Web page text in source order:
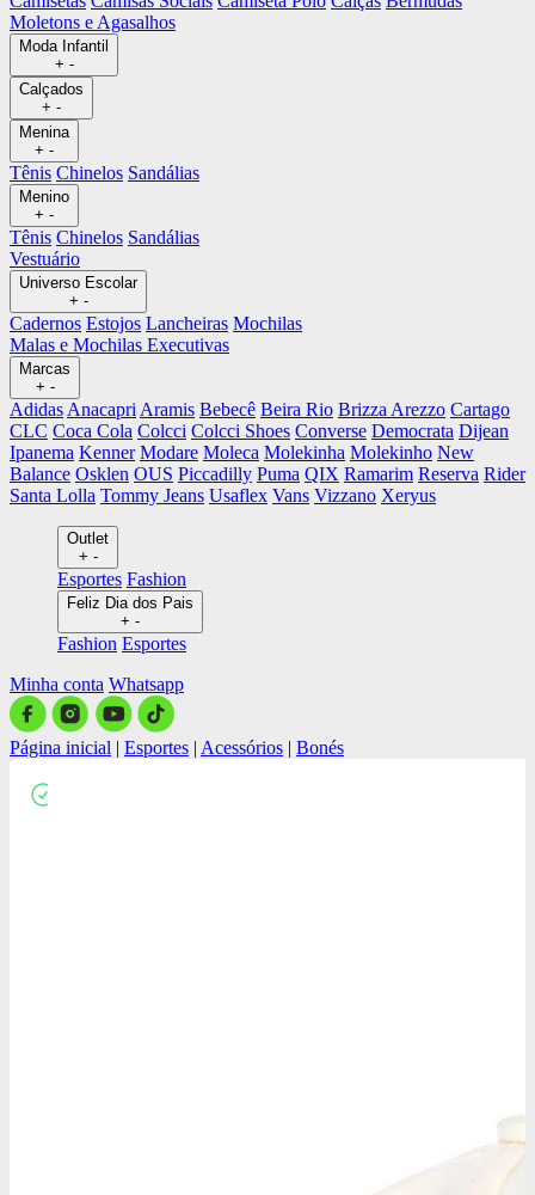
Moletons e Agasalhos
Moda Infantil
+ -
Calçados
+ -
Menina
+ -
Tênis Chinelos Sandálias
Menino
+ -
Tênis Chinelos Sandálias
Vestuário
Universo Escolar
+ -
Cadernos Estojos Lancheiras Mochilas
Malas e Mochilas Executivas
Marcas
+ -
Adidas Anacapri Aramis Bebecê Beira Rio Brizza Arezzo Cartago
CLC Coca Cola Colcci Colcci Shoes Converse Democrata Dijean
Ipanema Kenner Modare Moleca Molekinha Molekinho New
Balance Osklen OUS Piccadilly Puma QIX Ramarim Reserva Rider
Santa Lolla Tommy Jeans Usaflex Vans Vizzano Xeryus
Outlet
+ -
Esportes Fashion
Feliz Dia dos Pais
+ -
Fashion Esportes
Minha conta Whatsapp
Página inicial | Esportes | Acessórios | Bonés